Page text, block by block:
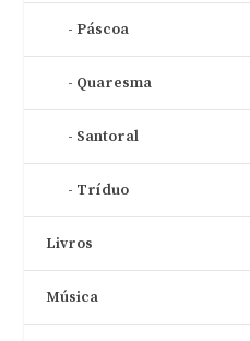
Páscoa
Quaresma
Santoral
Tríduo
Livros
Música